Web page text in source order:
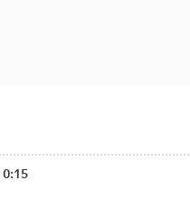
0:15